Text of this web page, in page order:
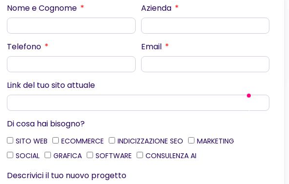
Nome e Cognome Azienda
Telefono Email
Link del tuo sito attuale
Di cosa hai bisogno?
SITO WEB ECOMMERCE INDICIZZAZIONE SEO
MARKETING
SOCIAL
GRAFICA SOFTWARE CONSULENZA AI
Descrivici il tuo nuovo progetto